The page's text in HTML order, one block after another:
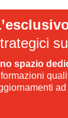
spazio